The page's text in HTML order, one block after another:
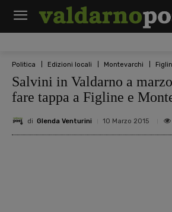
Politica Edizioni locali Montevarchi
Salvini in Valdarno a
fare tappa a Figline e
di Glenda Venturini 10 Marzo 2015